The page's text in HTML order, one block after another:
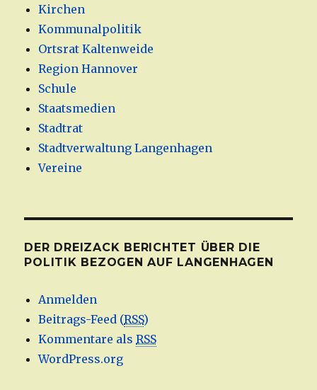
Kirchen
Kommunalpolitik
Ortsrat Kaltenweide
Region Hannover
Schule
Staatsmedien
Stadtrat
Stadtverwaltung Langenhagen
Vereine
DER DREIZACK BERICHTET ÜBER DIE
POLITIK BEZOGEN AUF LANGENHAGEN
Anmelden
Beitrags-Feed (RSS)
Kommentare alsRSS
WordPress.org